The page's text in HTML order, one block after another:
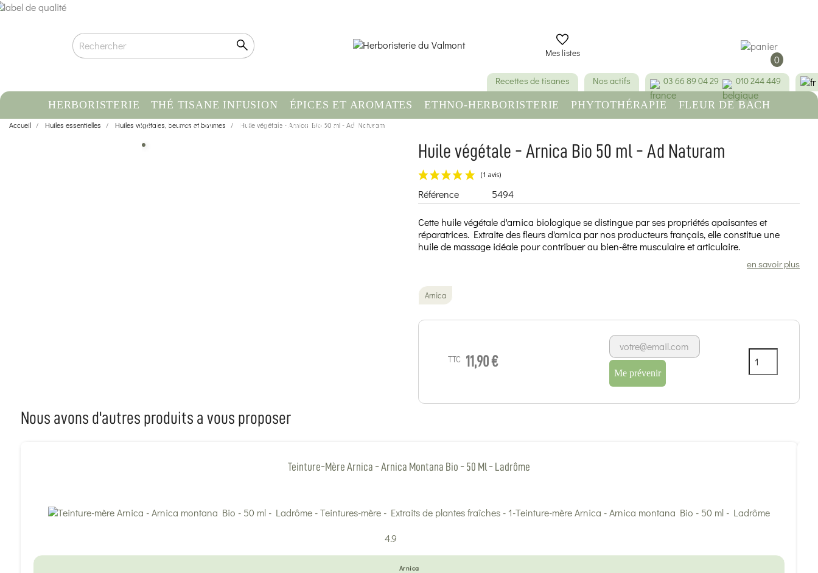
Mes listes 0
Recettes de tisanes Nos actifs 03 66 89 04 29 010 244 449
HERBORISTERIE THÉ TISANE INFUSION ÉPICES ET AROMATES ETHNO-HERBORISTERIE PHYTOTHÉRAPIE
FLEUR DE BACH
HUILE ESSENTIELLE
COMPLÉMENT ALIMENTAIRE
Accueil Huiles essentielles Huiles végétales, beurres et baumes Huile végétale - Arnica Bio 50 ml - Ad Naturam
Huile végétale - Arnica Bio 50 ml - Ad Naturam
(1 avis)
Référence 5494
Cette huile végétale d'arnica biologique se distingue par ses propriétés apaisantes et
réparatrices. Extraite des fleurs d'arnica par nos producteurs français, elle constitue une
huile de massage idéale pour contribuer au bien-être musculaire et articulaire.
en savoir plus
Arnica
TTC 11,90 €
Me prévenir
Nous avons d'autres produits a vous proposer
Teinture-Mère Arnica - Arnica Montana Bio - 50 Ml - Ladrôme
4.9
Arnica